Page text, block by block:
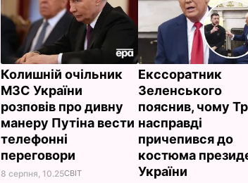
Колишній очільник
МЗС України
розповів про дивну
манеру Путіна вести
телефонні
переговори
8 серпня, 10.25СВІТ
Екссоратник
Зеленського
пояснив, чому
насправді
причепився до
костюма
України